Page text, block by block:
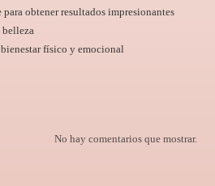
obtener resultados impresionantes
belleza
físico y emocional
No hay comentarios que mostrar.